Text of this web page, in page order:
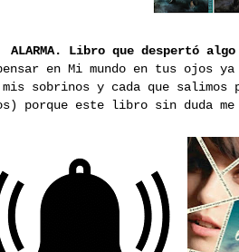
ALARMA.
Libro que despertó
en Mi mundo en tus ojos
sobrinos y cada que salimos
porque este libro sin duda